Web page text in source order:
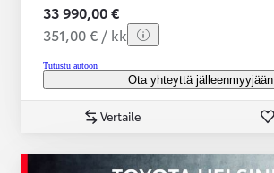
33 990,00 €
351,00 € / kk
Tutustu autoon
Ota yhteyttä jälleenmyyjään
Vertaile